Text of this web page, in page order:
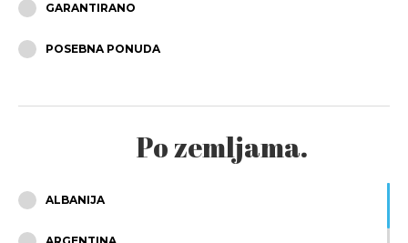
STUDENI
PROSINAC
GARANTIRANO
POSEBNA PONUDA
Po zemljama.
ALBANIJA